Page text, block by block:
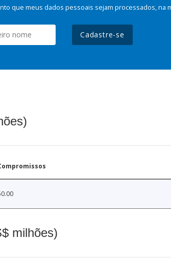
que meus dados pessoais sejam processados,
Cadastre-se
milhões)